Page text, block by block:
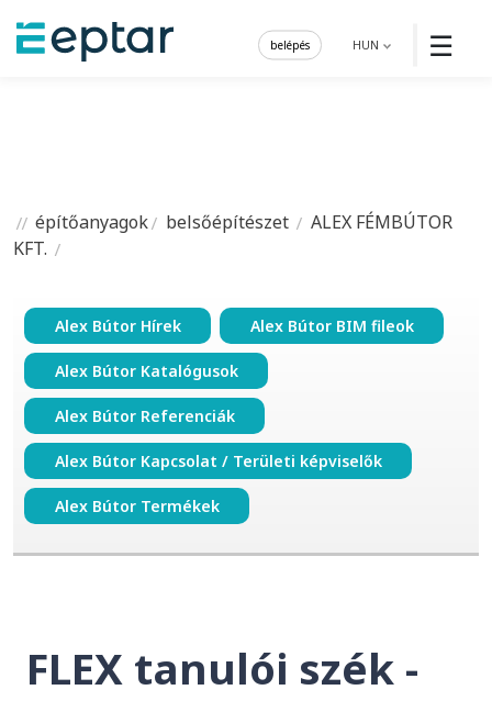
☰
HUN
belépés
építőanyagok belsőépítészet
ALEX FÉMBÚTOR
KFT.
Alex Bútor Hírek Alex Bútor BIM fileok
Alex Bútor Katalógusok
Alex Bútor Referenciák
Alex Bútor Kapcsolat / Területi képviselők
Alex Bútor Termékek
FLEX tanulói szék -